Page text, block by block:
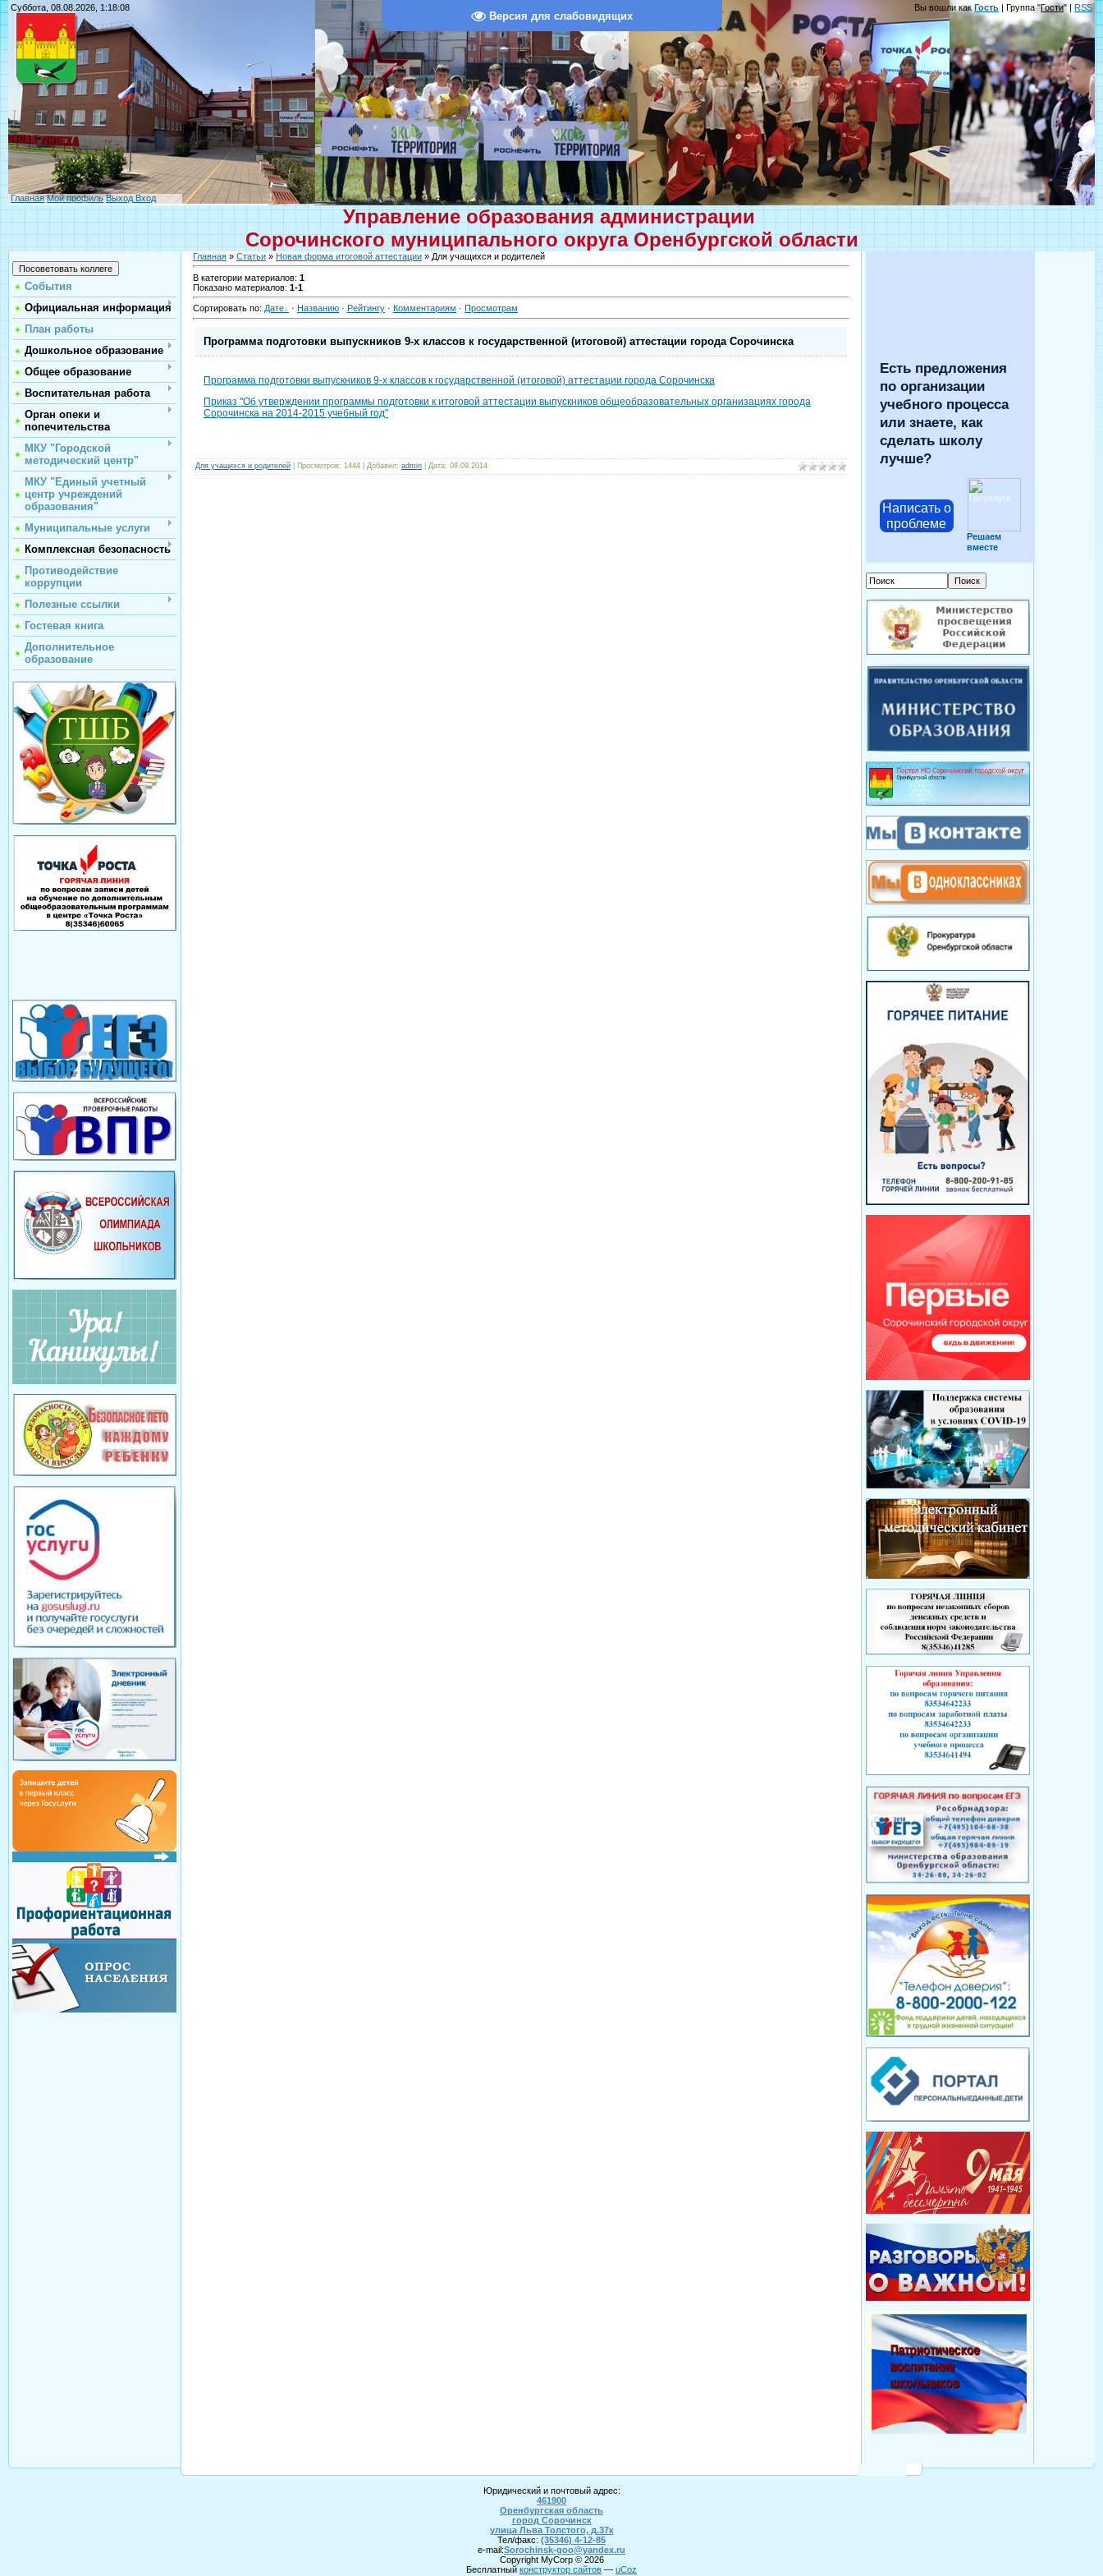
Версия для слабовидящих
Суббота, 08.08.2026, 1:18:08 Вы вошли какГость | Группа "Гости" | RSS
Главная Мой профиль Выход Вход
Управление образования администрации
Сорочинского муниципального округа Оренбургской области
События
Официальная информация
План работы
Дошкольное образование
Общее образование
Воспитательная работа
Орган опеки и
попечительства
МКУ "Городской
методический центр"
МКУ "Единый учетный
центр учреждений
образования"
Муниципальные услуги
Комплексная безопасность
Противодействие
коррупции
Полезные ссылки
Гостевая книга
Дополнительное
образование
Главная » Статьи » Новая форма итоговой аттестации » Для учащихся и родителей
В категории материалов: 1
Показано материалов: 1-1
Сортировать по: Дате · Названию · Рейтингу · Комментариям · Просмотрам
Программа подготовки выпускников 9-х классов к государственной (итоговой) аттестации города Сорочинска
Программа подготовки выпускников 9-х классов к государственной (итоговой) аттестации города Сорочинска
Приказ "Об утверждении программы подготовки к итоговой аттестации выпускников общеобразовательных организациях города
Сорочинска на 2014-2015 учебный год"
Для учащихся и родителей | Просмотров: 1444 | Добавил: admin | Дата: 08.09.2014
Есть предложения
по организации
учебного процесса
или знаете, как
сделать школу
лучше?
Написать о
проблеме
Решаем
вместе
Юридический и почтовый адрес:
461900
Оренбургская область
город Сорочинск
улица Льва Толстого, д.37к
Тел/факс: (35346) 4-12-85
e-mail:Sorochinsk-goo@yandex.ru
Copyright MyCorp © 2026
Бесплатный конструктор сайтов — uCoz